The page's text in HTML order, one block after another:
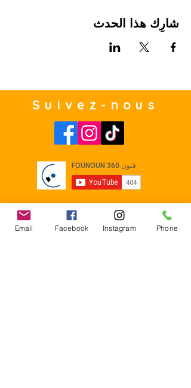
شارِك هذا الحدث
Suivez-nous
Email Facebook Instagram Phone